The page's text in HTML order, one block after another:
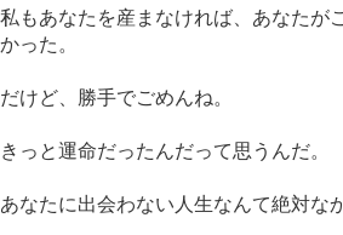
私もあなたを産まなければ、あなたが
かった。
だけど、勝手でごめんね。
きっと運命だったんだって思うんだ。
あなたに出会わない人生なんて絶対な